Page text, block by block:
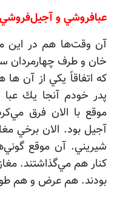
عبافروشي و
آن وقت‌ها هم در اين
خان و طرف
كه اتفاقاً يكي از آن
پدر خودم آنجا يك
موقع با الان فرق
آجيل بود. الان برخي
شيريني. آن موقع
كنار هم مي‌گذاشتند.
بودند. هم عرض و هم